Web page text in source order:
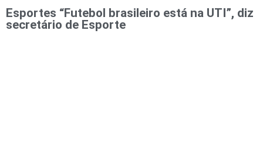
Esportes “Futebol brasileiro está na UTI”, diz
secretário de Esporte